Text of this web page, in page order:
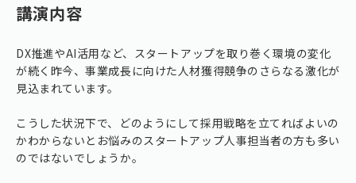
講演内容
DX推進やAI活用など、スタートアップを取り巻く環境の変化
が続く昨今、事業成長に向けた人材獲得競争のさらなる激化が
見込まれています。
こうした状況下で、どのようにして採用戦略を立てればよいの
かわからないとお悩みのスタートアップ人事担当者の方も多い
のではないでしょうか。